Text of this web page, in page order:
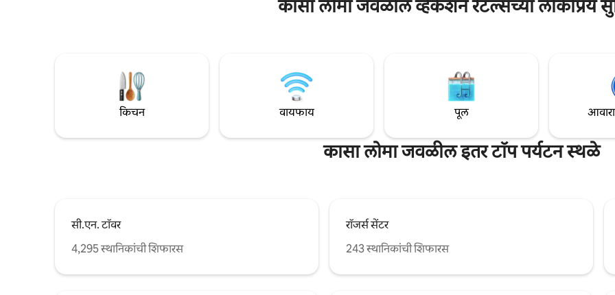
डाउनटाउनमध्ये सेंट लॉरेन्स मार्केटच्या आणि
तुमची वाट पाहत आहे
स्टेशन), म्युझियम्स (क्युबा कासा लोमा,
हाऊस) कॅफे, जागतिक दर्जाचे शॉपिंग
परमिट पार्किंगवर पैसे दिले
कासा लोमा जवळील व्हेकेशन रेंटल्सच्या लोकप्रिय
किचन वायफाय पूल
कासा लोमा जवळील इतर टॉप पर्यटन स्थळे
सी.एन. टॉवर
4,295 स्थानिकांची शिफारस
रॉजर्स सेंटर
243 स्थानिकांची शिफारस